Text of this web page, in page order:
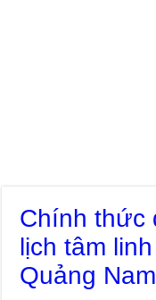
Chính thức
lịch tâm
Quảng Nam